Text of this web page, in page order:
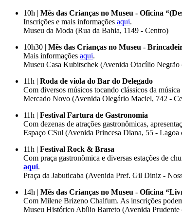
10h | Mês das Crianças no Museu - Oficina
Inscrições e mais informações aqui.
Museu da Moda (Rua da Bahia, 1149 - Centro)
10h30 | Mês das Crianças no Museu -
Mais informações aqui.
Museu Casa Kubitschek (Avenida Otacílio
11h | Roda de viola do Bar do Delegado
Com diversos músicos tocando clássicos da música
Mercado Novo (Avenida Olegário Maciel, 742 -
11h | Festival Fartura de Gastronomia
Com dezenas de atrações gastronômicas,
Espaço CSul (Avenida Princesa Diana, 55 -
11h | Festival Rock & Brasa
Com praça gastronômica e diversas estações de
aqui.
Praça da Jabuticaba (Avenida Pref. Gil Diniz -
14h | Mês das Crianças no Museu - Oficina
Com Milene Brizeno Chalfum. As inscrições
Museu Histórico Abílio Barreto (Avenida